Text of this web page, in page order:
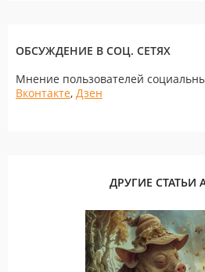
ОБСУЖДЕНИЕ В СОЦ. СЕТЯХ
Мнение пользователей
Вконтакте, Дзен
ДРУГИЕ СТАТЬИ